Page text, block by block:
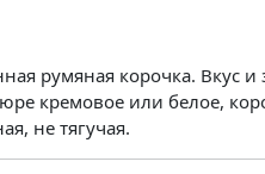
румяная корочка. Вкус и
кремовое или белое,
не тягучая.